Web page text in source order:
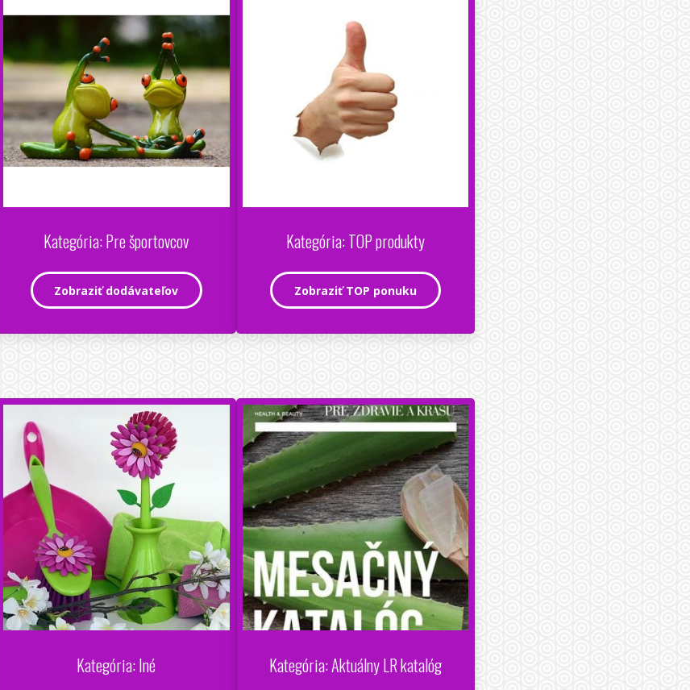
Kategória: Pre športovcov
Zobraziť dodávateľov
Kategória: TOP produkty
Zobraziť TOP ponuku
Kategória: Iné Kategória: Aktuálny LR katalóg